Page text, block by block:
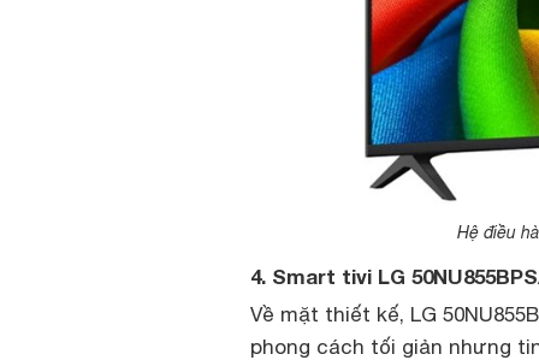
Hệ điều
4. Smart tivi LG
Về mặt thiết kế, LG
phong cách tối giản nhưng